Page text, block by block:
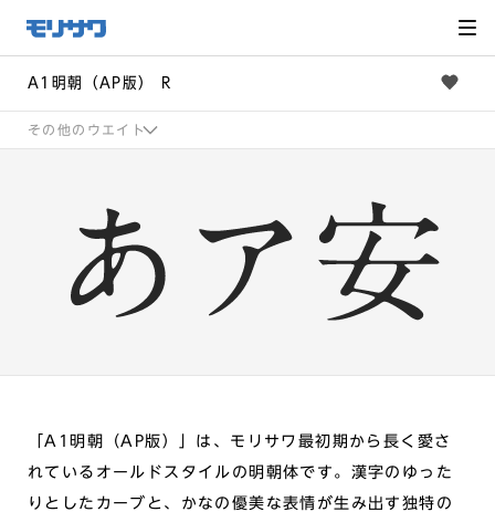
メ
ニュー
飛ばし
へ移動
A1明朝（AP版） R
その他のウエイト
「A1明朝（AP版）」は、モリサワ最初期から長く愛さ
れているオールドスタイルの明朝体です。漢字のゆった
りとしたカーブと、かなの優美な表情が生み出す独特の